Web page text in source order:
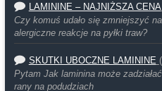
LAMININE – NAJNIŻSZA CENA
Czy komuś udało się zmniejszyć
alergiczne reakcje na pyłki traw?
SKUTKI UBOCZNE LAMININE
Pytam Jak laminina może
rany na podudziach